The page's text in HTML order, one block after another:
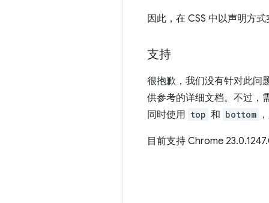
因此，在 CSS 中以声明方
支持
很抱歉，我们没有针对此问
供参考的详细文档。不过，
同时使用 top 和 bottom
目前支持 Chrome